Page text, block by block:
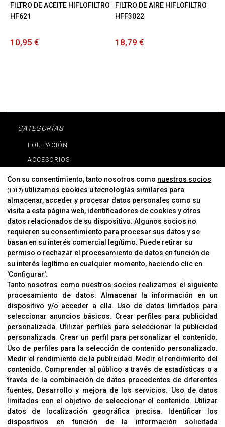
FILTRO DE ACEITE HIFLOFILTRO
HF621
10,95 €
FILTRO DE AIRE HIFLOFILTRO
HFF3022
18,79 €
CATEGORÍAS
EQUIPACIÓN
ACCESORIOS
PROMOCIONES
NOVEDADES
MARCAS
MARCAS
INFORMACIÓN
Contacto
Cambios Y Devoluciones
CORVER
Sobre Nosotros
Cookies
Política De Privacidad
OFICINAS
Con su consentimiento, tanto nosotros como nuestros socios
(1017) utilizamos cookies u tecnologías similares para
almacenar, acceder y procesar datos personales como su
visita a esta página web, identificadores de cookies y otros
datos relacionados de su dispositivo. Algunos socios no
requieren su consentimiento para procesar sus datos y se
basan en su interés comercial legítimo. Puede retirar su
permiso o rechazar el procesamiento de datos en función de
su interés legítimo en cualquier momento, haciendo clic en
'Configurar'.
Tanto nosotros como nuestros socios realizamos el siguiente
procesamiento de datos: Almacenar la información en un
dispositivo y/o acceder a ella. Uso de datos limitados para
seleccionar anuncios básicos. Crear perfiles para publicidad
personalizada. Utilizar perfiles para seleccionar la publicidad
personalizada. Crear un perfil para personalizar el contenido.
Uso de perfiles para la selección de contenido personalizado.
Medir el rendimiento de la publicidad . Medir el rendimiento del
contenido. Comprender al público a través de estadísticas o a
través de la combinación de datos procedentes de diferentes
fuentes. Desarrollo y mejora de los servicios. Uso de datos
limitados con el objetivo de seleccionar el contenido. Utilizar
datos de localización geográfica precisa.
Identificar los
dispositivos en función de la información solicitada